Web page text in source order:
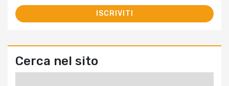
Cerca nel sito